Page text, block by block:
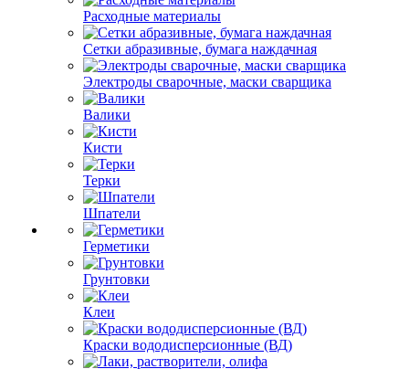
Расходные материалы
Сетки абразивные, бумага наждачная
Электроды сварочные, маски сварщика
Валики
Кисти
Терки
Шпатели
Герметики
Грунтовки
Клеи
Краски вододисперсионные (ВД)